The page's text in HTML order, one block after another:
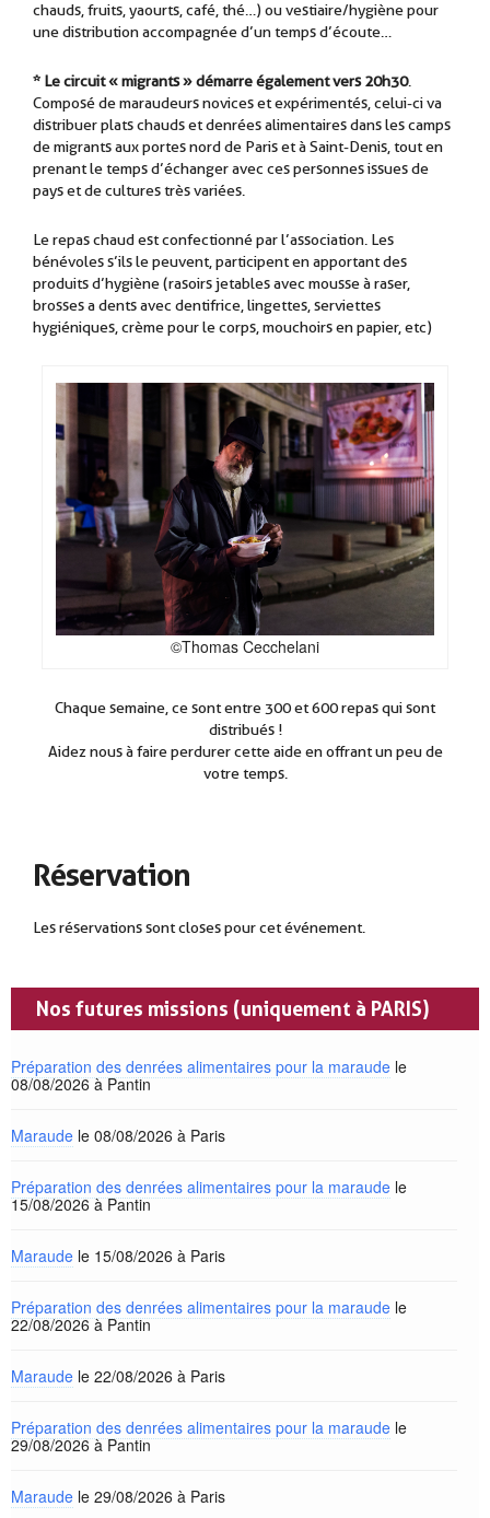
chauds, fruits, yaourts, café, thé…) ou vestiaire/hygiène pour
une distribution accompagnée d’un temps d’écoute…
* Le circuit « migrants » démarre également vers 20h30.
Composé de maraudeurs novices et expérimentés, celui-ci va
distribuer plats chauds et denrées alimentaires dans les camps
de migrants aux portes nord de Paris et à Saint-Denis, tout en
prenant le temps d’échanger avec ces personnes issues de
pays et de cultures très variées.
Le repas chaud est confectionné par l’association. Les
bénévoles s’ils le peuvent, participent en apportant des
produits d’hygiène (rasoirs jetables avec mousse à raser,
brosses a dents avec dentifrice, lingettes, serviettes
hygiéniques, crème pour le corps, mouchoirs en papier, etc)
©Thomas Cecchelani
Chaque semaine, ce sont entre 300 et 600 repas qui sont
distribués !
Aidez nous à faire perdurer cette aide en offrant un peu de
votre temps.
Réservation
Les réservations sont closes pour cet événement.
Nos futures missions (uniquement à PARIS)
Préparation des denrées alimentaires pour la maraude le
08/08/2026 à Pantin
Maraude le 08/08/2026 à Paris
Préparation des denrées alimentaires pour la maraude le
15/08/2026 à Pantin
Maraude le 15/08/2026 à Paris
Préparation des denrées alimentaires pour la maraude le
22/08/2026 à Pantin
Maraude le 22/08/2026 à Paris
Préparation des denrées alimentaires pour la maraude le
29/08/2026 à Pantin
Maraude le 29/08/2026 à Paris